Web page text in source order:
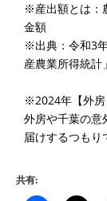
※産出額とは：
金額
※出典：令和3
産農業所得統計
※2024年【外房
外房や千葉の意
届けするつもり
共有: